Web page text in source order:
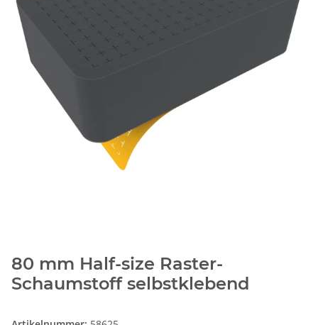
80 mm Half-size Raster-
Schaumstoff selbstklebend